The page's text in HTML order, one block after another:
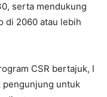
serta mendukung
di 2060 atau lebih
CSR bertajuk, I
pengunjung untuk